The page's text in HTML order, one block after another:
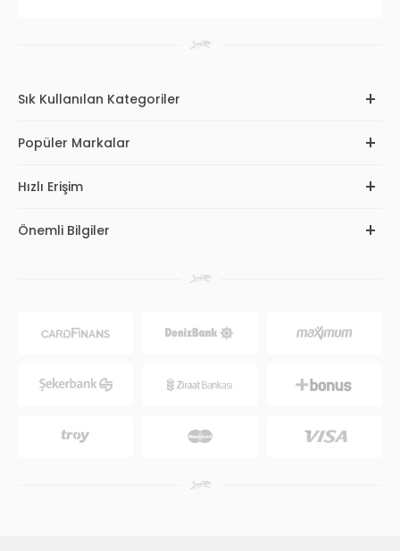
Sık Kullanılan Kategoriler
Popüler Markalar
Hızlı Erişim
Önemli Bilgiler